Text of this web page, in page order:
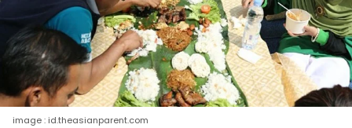
image : id.theasianparent.com